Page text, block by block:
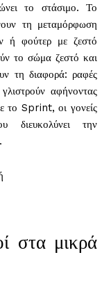
το στάσιμο. Το
τη μεταμόρφωση
ή φούτερ με ζεστό
το σώμα ζεστό και
τη διαφορά: ραφές
αφήνοντας
το Sprint, οι γονείς
διευκολύνει την
στα μικρά